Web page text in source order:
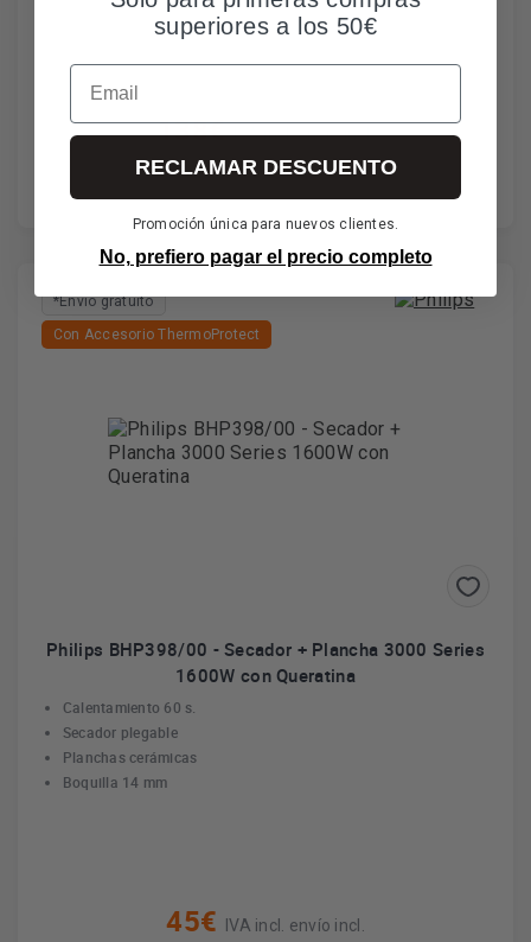
138€IVA incl. envío incl.
*Envío gratuito
Con Accesorio ThermoProtect
Philips BHP398/00 - Secador + Plancha 3000 Series
1600W con Queratina
Calentamiento 60 s.
Secador plegable
Planchas cerámicas
Boquilla 14 mm
45€ IVA incl. envío incl.
superiores a los 50€
Email
RECLAMAR DESCUENTO
Promoción única para nuevos clientes.
No, prefiero pagar el precio completo